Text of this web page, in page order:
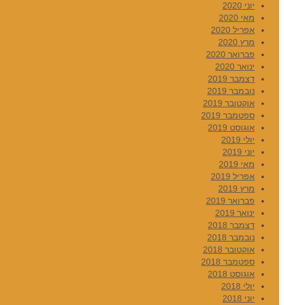
יוני 2020
מאי 2020
אפריל 2020
מרץ 2020
פברואר 2020
ינואר 2020
דצמבר 2019
נובמבר 2019
אוקטובר 2019
ספטמבר 2019
אוגוסט 2019
יולי 2019
יוני 2019
מאי 2019
אפריל 2019
מרץ 2019
פברואר 2019
ינואר 2019
דצמבר 2018
נובמבר 2018
אוקטובר 2018
ספטמבר 2018
אוגוסט 2018
יולי 2018
יוני 2018